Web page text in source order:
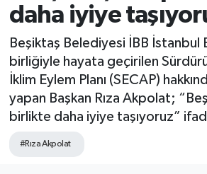
daha iyiye
Beşiktaş Belediyesi İBB İstanbul
birliğiyle hayata geçirilen
İklim Eylem Planı (SECAP)
yapan Başkan Rıza Akpolat;
birlikte daha iyiye taşıyoruz”
#Rıza Akpolat
Haber Arşivi